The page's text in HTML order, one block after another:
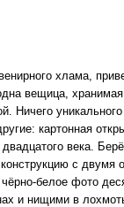
хлама,
вещица,
Ничего
картонная
века.
с двумя
белое фото
и нищими в